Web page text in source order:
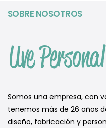
SOBRE NOSOTROS
Somos una empresa, con
tenemos más de 26 años
diseño, fabricación y